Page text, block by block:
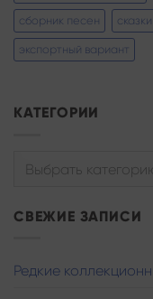
сборник песен сказки
экспортный вариант
КАТЕГОРИИ
Выбрать категорию
СВЕЖИЕ ЗАПИСИ
Редкие